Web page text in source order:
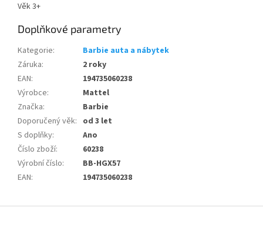
Věk 3+
Doplňkové parametry
Kategorie:
Barbie auta a nábytek
Záruka:
2 roky
EAN:
194735060238
Výrobce:
Mattel
Značka:
Barbie
Doporučený věk: od 3 let
S doplňky:
Ano
Číslo zboží:
60238
Výrobní číslo:
BB-HGX57
EAN: 194735060238